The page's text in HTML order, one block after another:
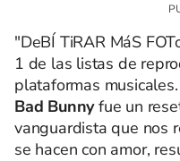
"DeBÍ TiRAR MáS
1 de las listas de
plataformas
Bad Bunnyfue un
vanguardista que nos
se hacen con amor,